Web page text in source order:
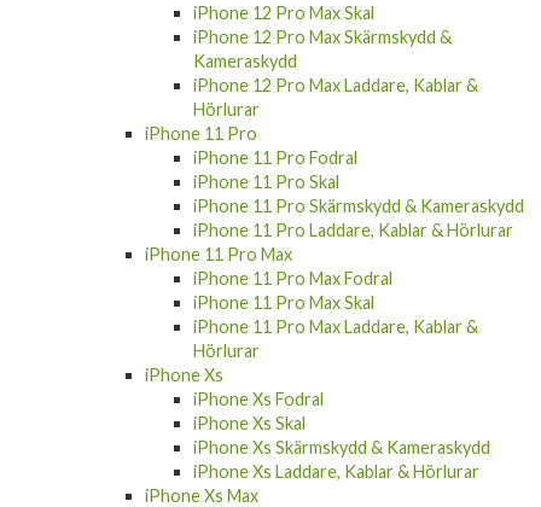
iPhone 12 Pro Max Skal
iPhone 12 Pro Max Skärmskydd &
Kameraskydd
iPhone 12 Pro Max Laddare, Kablar &
Hörlurar
iPhone 11 Pro
iPhone 11 Pro Fodral
iPhone 11 Pro Skal
iPhone 11 Pro Skärmskydd & Kameraskydd
iPhone 11 Pro Laddare, Kablar & Hörlurar
iPhone 11 Pro Max
iPhone 11 Pro Max Fodral
iPhone 11 Pro Max Skal
iPhone 11 Pro Max Laddare, Kablar &
Hörlurar
iPhone Xs
iPhone Xs Fodral
iPhone Xs Skal
iPhone Xs Skärmskydd & Kameraskydd
iPhone Xs Laddare, Kablar & Hörlurar
iPhone Xs Max